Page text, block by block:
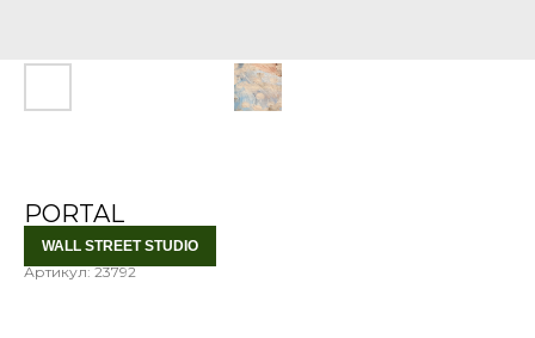
PORTAL
WALL STREET STUDIO
Артикул:23792